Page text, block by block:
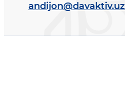
andijon@davaktiv.uz